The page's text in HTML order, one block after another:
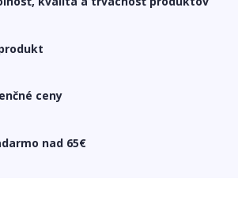
ceny
nad 65€